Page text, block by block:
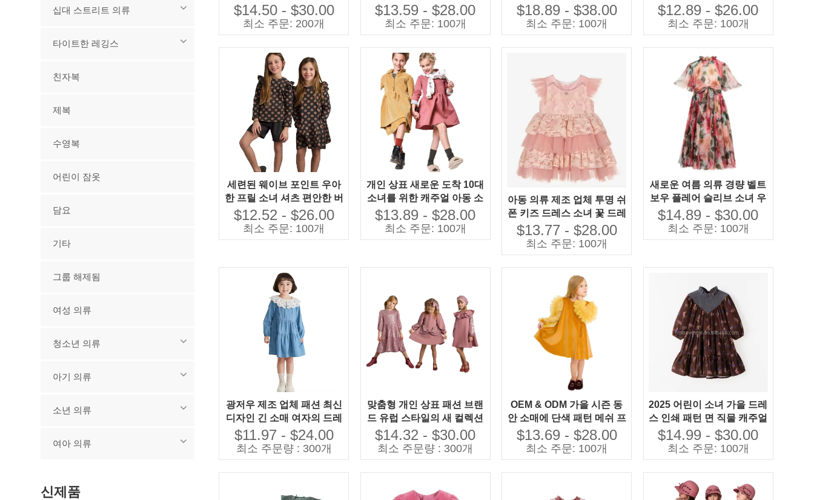
주 파티 드레스
$14.50 - $30.00
최소 주문: 200개
스타일 맞춤 제작
$13.59 - $28.00
최소 주문: 100개
여자를위한 유행 어린이 파
티 의류 세트 겨울에 여자 아
기를위한
$18.89 - $38.00
최소 주문: 100개
레스 포켓과 천연 면화 꽃 드
레스
$12.89 - $26.00
최소 주문: 100개
세련된 웨이브 포인트 우아
한 프릴 소녀 셔츠 편안한 버
블 슬리브 키즈 봄 드레스 브
랜드 아기 소녀 드레스를 사
용자 정의
$12.52 - $26.00
최소 주문: 100개
개인 상표 새로운 도착 10대
소녀를 위한 캐주얼 아동 소
녀 코듀로이 셔츠 드레스
$13.89 - $28.00
최소 주문: 100개
아동 의류 제조 업체 투명 쉬
폰 키즈 드레스 소녀 꽃 드레
스 2025
$13.77 - $28.00
최소 주문: 100개
새로운 여름 의류 경량 벨트
보우 플레어 슬리브 소녀 우
아한 드레스 플로라 드레스
$14.89 - $30.00
최소 주문: 100개
광저우 제조 업체 패션 최신
디자인 긴 소매 여자의 드레
스 Lacework 칼라 무릎 길
이 데님 드레스
$11.97 - $24.00
최소 주문량 : 300개
맞춤형 개인 상표 패션 브랜
드 유럽 스타일의 새 컬렉션
아동복 소녀 드레스 소녀를
위한 아동 드레스
$14.32 - $30.00
최소 주문량 : 300개
OEM & ODM 가을 시즌 동
안 소매에 단색 패턴 메쉬 프
릴로 뜨개질을 한 소녀를 위
한 폴리에스테 벨루어 아이
복장
$13.69 - $28.00
최소 주문: 100개
2025 어린이 소녀 가을 드레
스 인쇄 패턴 면 직물 캐주얼
스타일 광저우 어린이 옷
$14.99 - $30.00
최소 주문: 100개
십대 스트리트 의류
타이트한 레깅스
친자복
제복
수영복
어린이 잠옷
담요
기타
그룹 해제됨
여성 의류
청소년 의류
아기 의류
소년 의류
여아 의류
신제품